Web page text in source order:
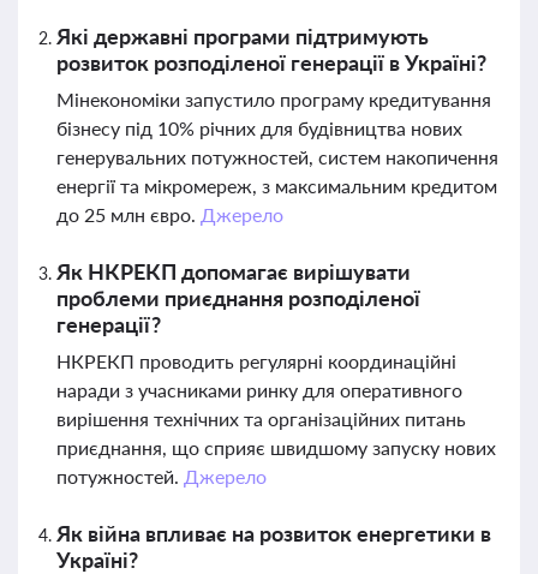
Які державні програми підтримують
розвиток розподіленої генерації в Україні?
Мінекономіки запустило програму кредитування
бізнесу під 10% річних для будівництва нових
генерувальних потужностей, систем накопичення
енергії та мікромереж, з максимальним кредитом
до 25 млн євро. Джерело
Як НКРЕКП допомагає вирішувати
проблеми приєднання розподіленої
генерації?
НКРЕКП проводить регулярні координаційні
наради з учасниками ринку для оперативного
вирішення технічних та організаційних питань
приєднання, що сприяє швидшому запуску нових
потужностей. Джерело
Як війна впливає на розвиток енергетики в
Україні?